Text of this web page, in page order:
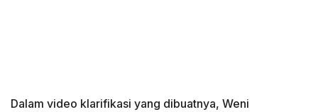
Dalam video klarifikasi yang dibuatnya, Weni